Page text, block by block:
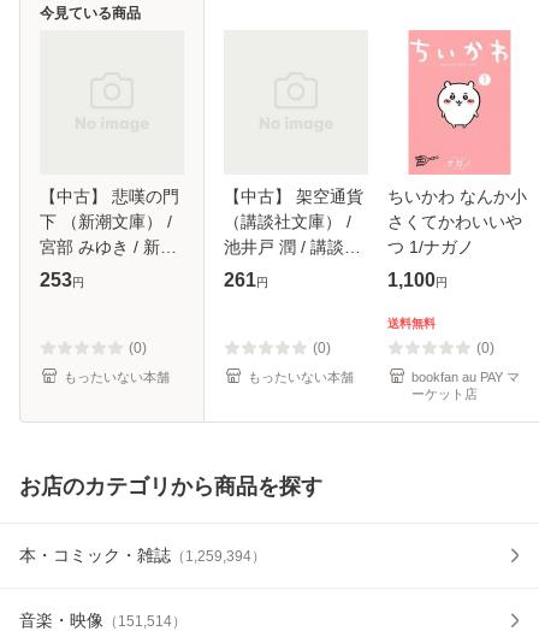
【中古】 悲嘆の門
下 （新潮文庫） /
宮部 みゆき / 新潮
社 [文庫]【メール
253円
(0)
もったいない本舗
今見ている商品
【中古】 架空通貨
（講談社文庫） /
池井戸 潤 / 講談社
[文庫]【メール便送
261円
(0)
もったいない本舗
ちいかわ なんか小
さくてかわいいや
つ 1/ナガノ
1,100円
送料無料
(0)
bookfan au PAY マ
ーケット店
お店のカテゴリから商品を探す
本・コミック・雑誌 （ 1,259,394）
音楽・映像 （ 151,514）